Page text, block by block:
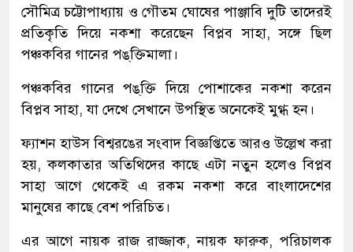
সৌমিত্র চট্টোপাধ্যায় ও গৌতম ঘোষের পাঞ্জাবি দুটি তাদেরই
প্রতিকৃতি দিয়ে নকশা করেছেন বিপ্লব সাহা, সঙ্গে ছিল
পঞ্চকবির গানের পঙ্‌ক্তিমালা।
পঞ্চকবির গানের পঙ্‌ক্তি দিয়ে পোশাকের নকশা করেন
বিপ্লব সাহা, যা দেখে সেখানে উপস্থিত অনেকেই মুগ্ধ হন।
ফ্যাশন হাউস বিশ্বরঙের সংবাদ বিজ্ঞপ্তিতে আরও উল্লেখ করা
হয়, কলকাতার অতিথিদের কাছে এটা নতুন হলেও বিপ্লব
সাহা আগে থেকেই এ রকম নকশা করে বাংলাদেশের
মানুষের কাছে বেশ পরিচিত।
এর আগে নায়ক রাজ রাজ্জাক, নায়ক ফারুক, পরিচালক